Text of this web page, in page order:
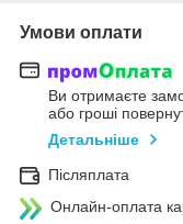
Умови оплати
Ви отримаєте
або гроші
Детальніше
Післяплата
Онлайн-оплата